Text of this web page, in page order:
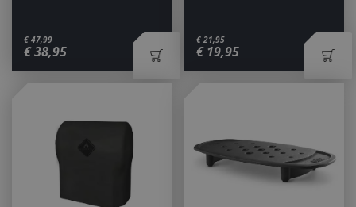
€ 47,99
€38,95
€ 21,95
€ 19,95